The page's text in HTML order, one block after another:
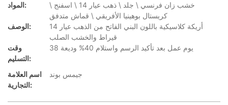
المواد:
خشب زان فرنسي \ جلد \ ذهب عيار 14 \ اسفنج \
كريستال بوهينيا الأفريقي \ قماش متدفق
الوصف:
أريكة كلاسيكية باللون البني الفاتح من الذهب عيار 14
قيراط والخشب الصلب
وقت
التسليم:
38 يوم عمل بعد تأكيد الرسم واستلام 40% وديعة
اسم العلامة
التجارية:
جيمس بوند